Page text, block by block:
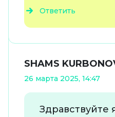
Ответить
SHAMS
26 марта 2025, 14:47
Здравствуйте